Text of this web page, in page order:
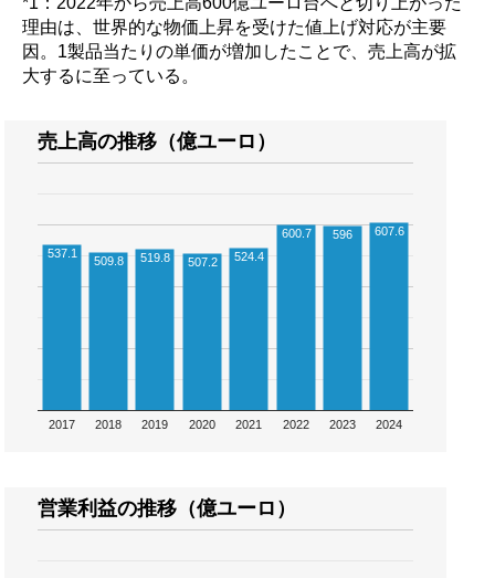
理由は、世界的な物価上昇を受けた値上げ対応が主要
因。1製品当たりの単価が増加したことで、売上高が拡
大するに至っている。
売上高の推移（億ユーロ）
2017 2018 2019 2020 2021 2022 2023 2024
537.1
509.8 519.8 507.2 524.4
600.7 596 607.6
営業利益の推移（億ユーロ）